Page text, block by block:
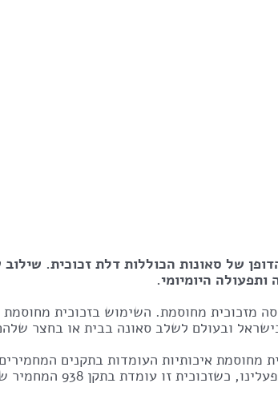
של סאונות הכוללות דלת זכוכית.
היומיומי.
מזכוכית מחוסמת. השימוש בזכוכית
ובעולם לשלב סאונה בבית או בחצר
איכותיות העומדות בתקנים
938 המחמיר של מכון התקנים הישראלי (